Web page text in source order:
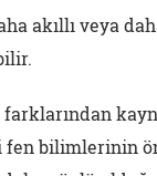
akıllı veya
bilimlerinin